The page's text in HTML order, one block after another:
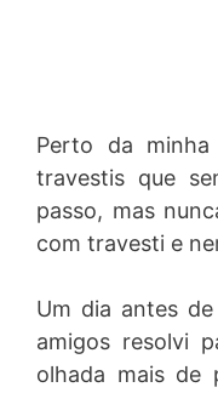
Perto da
travestis que
passo, mas
com travesti e
Um dia antes
amigos resolvi
olhada mais de